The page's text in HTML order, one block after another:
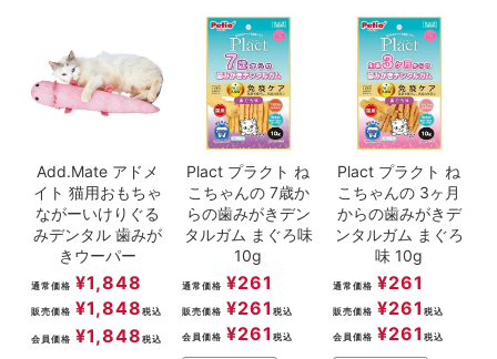
Add.Mate アドメ
イト 猫用おもちゃ
ながーいけりぐる
みデンタル 歯みが
きウーパー
通常価格 ¥1,848
販売価格 ¥1,848 税込
会員価格 ¥1,848 税込
Plact プラクト ね
こちゃんの 7歳か
らの歯みがきデン
タルガム まぐろ味
10g
通常価格 ¥261
販売価格 ¥261 税込
会員価格 ¥261 税込
Plact プラクト ね
こちゃんの 3ヶ月
からの歯みがきデ
ンタルガム まぐろ
味 10g
通常価格 ¥261
販売価格 ¥261 税込
会員価格 ¥261 税込